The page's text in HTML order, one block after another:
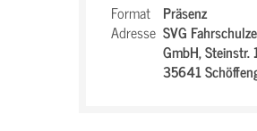
Format Präsenz
Adresse SVG
GmbH,Steinstr.
35641